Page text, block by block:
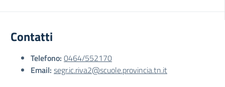
Contatti
Telefono: 0464/552170
Email: segr.ic.riva2@scuole.provincia.tn.it